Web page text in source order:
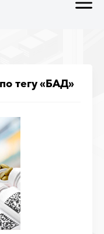
тегу «БАД»